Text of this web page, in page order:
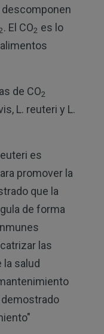
. El CO2 es lo
de CO2
L. reuteri y L.
es
promover la
que la
de forma
las
la salud